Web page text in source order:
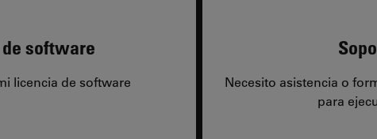
software
licencia de software
Necesito asistencia o
para